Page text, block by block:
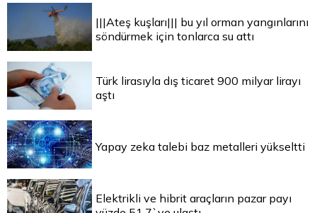
|||Ateş kuşları||| bu yıl orman yangınlarını
söndürmek için tonlarca su attı
Türk lirasıyla dış ticaret 900 milyar lirayı
aştı
Yapay zeka talebi baz metalleri yükseltti
Elektrikli ve hibrit araçların pazar payı